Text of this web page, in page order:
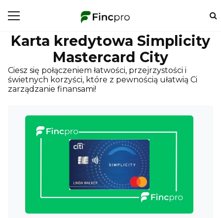
Karta kredytowa Simplicity
Mastercard City
Ciesz się połączeniem łatwości, przejrzystości i
świetnych korzyści, które z pewnością ułatwią Ci
zarządzanie finansami!